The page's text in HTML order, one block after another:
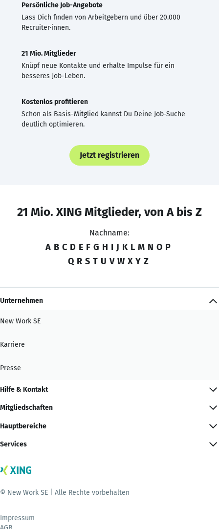
Persönliche Job-Angebote
Lass Dich finden von Arbeitgebern und über 20.000
Recruiter·innen.
21 Mio. Mitglieder
Knüpf neue Kontakte und erhalte Impulse für ein
besseres Job-Leben.
Kostenlos profitieren
Schon als Basis-Mitglied kannst Du Deine Job-Suche
deutlich optimieren.
Jetzt registrieren
21 Mio. XING Mitglieder, von A bis Z
Nachname:
A B C D E F G H I J K L M N O P
Q R S T U V W X Y Z
Unternehmen
New Work SE
Karriere
Presse
Hilfe & Kontakt
Mitgliedschaften
Hauptbereiche
Services
© New Work SE | Alle Rechte vorbehalten
Impressum